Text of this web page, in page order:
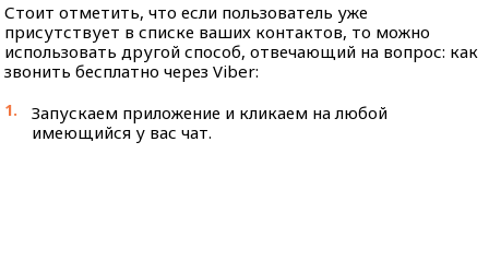
Стоит отметить, что если пользователь уже
присутствует в списке ваших контактов, то можно
использовать другой способ, отвечающий на вопрос: как
звонить бесплатно через Viber:
Запускаем приложение и кликаем на любой
имеющийся у вас чат.